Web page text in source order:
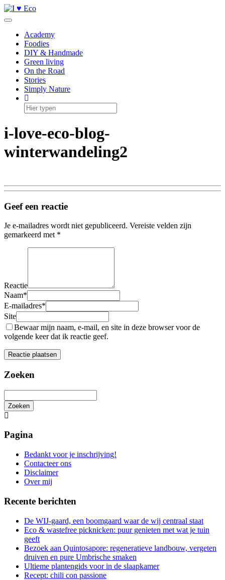
Doorgaan
naar
Toggle navigatie
Academy
Foodies
DIY & Handmade
Green living
On the Road
Stories
Simply Nature
i-love-eco-blog-
winterwandeling2
Geef een reactie
Je e-mailadres wordt niet gepubliceerd. Vereiste velden zijn
gemarkeerd met *
Reactie
Naam*
E-mailadres*
Site
Bewaar mijn naam, e-mail, en site in deze browser voor de
volgende keer dat ik reactie geef.
Zoeken
Zoeken
is
aan
Pagina
Bedankt voor je inschrijving!
Contacteer ons
Disclaimer
Over mij
Recente berichten
De WIJ-gaard, een boomgaard waar de wij centraal staat
Eco & wastefree picknicken: puur genieten met wat je tuin
geeft
Bezoek aan Quintosapore: regeneratieve landbouw, vergeten
druiven en pure Umbrische smaken
Ultieme plantengids voor in de slaapkamer
Recept: chili con passione